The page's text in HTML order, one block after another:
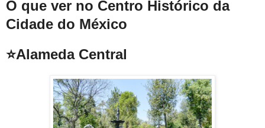
O que ver no Centro Histórico da
Cidade do México
⭐Alameda Central